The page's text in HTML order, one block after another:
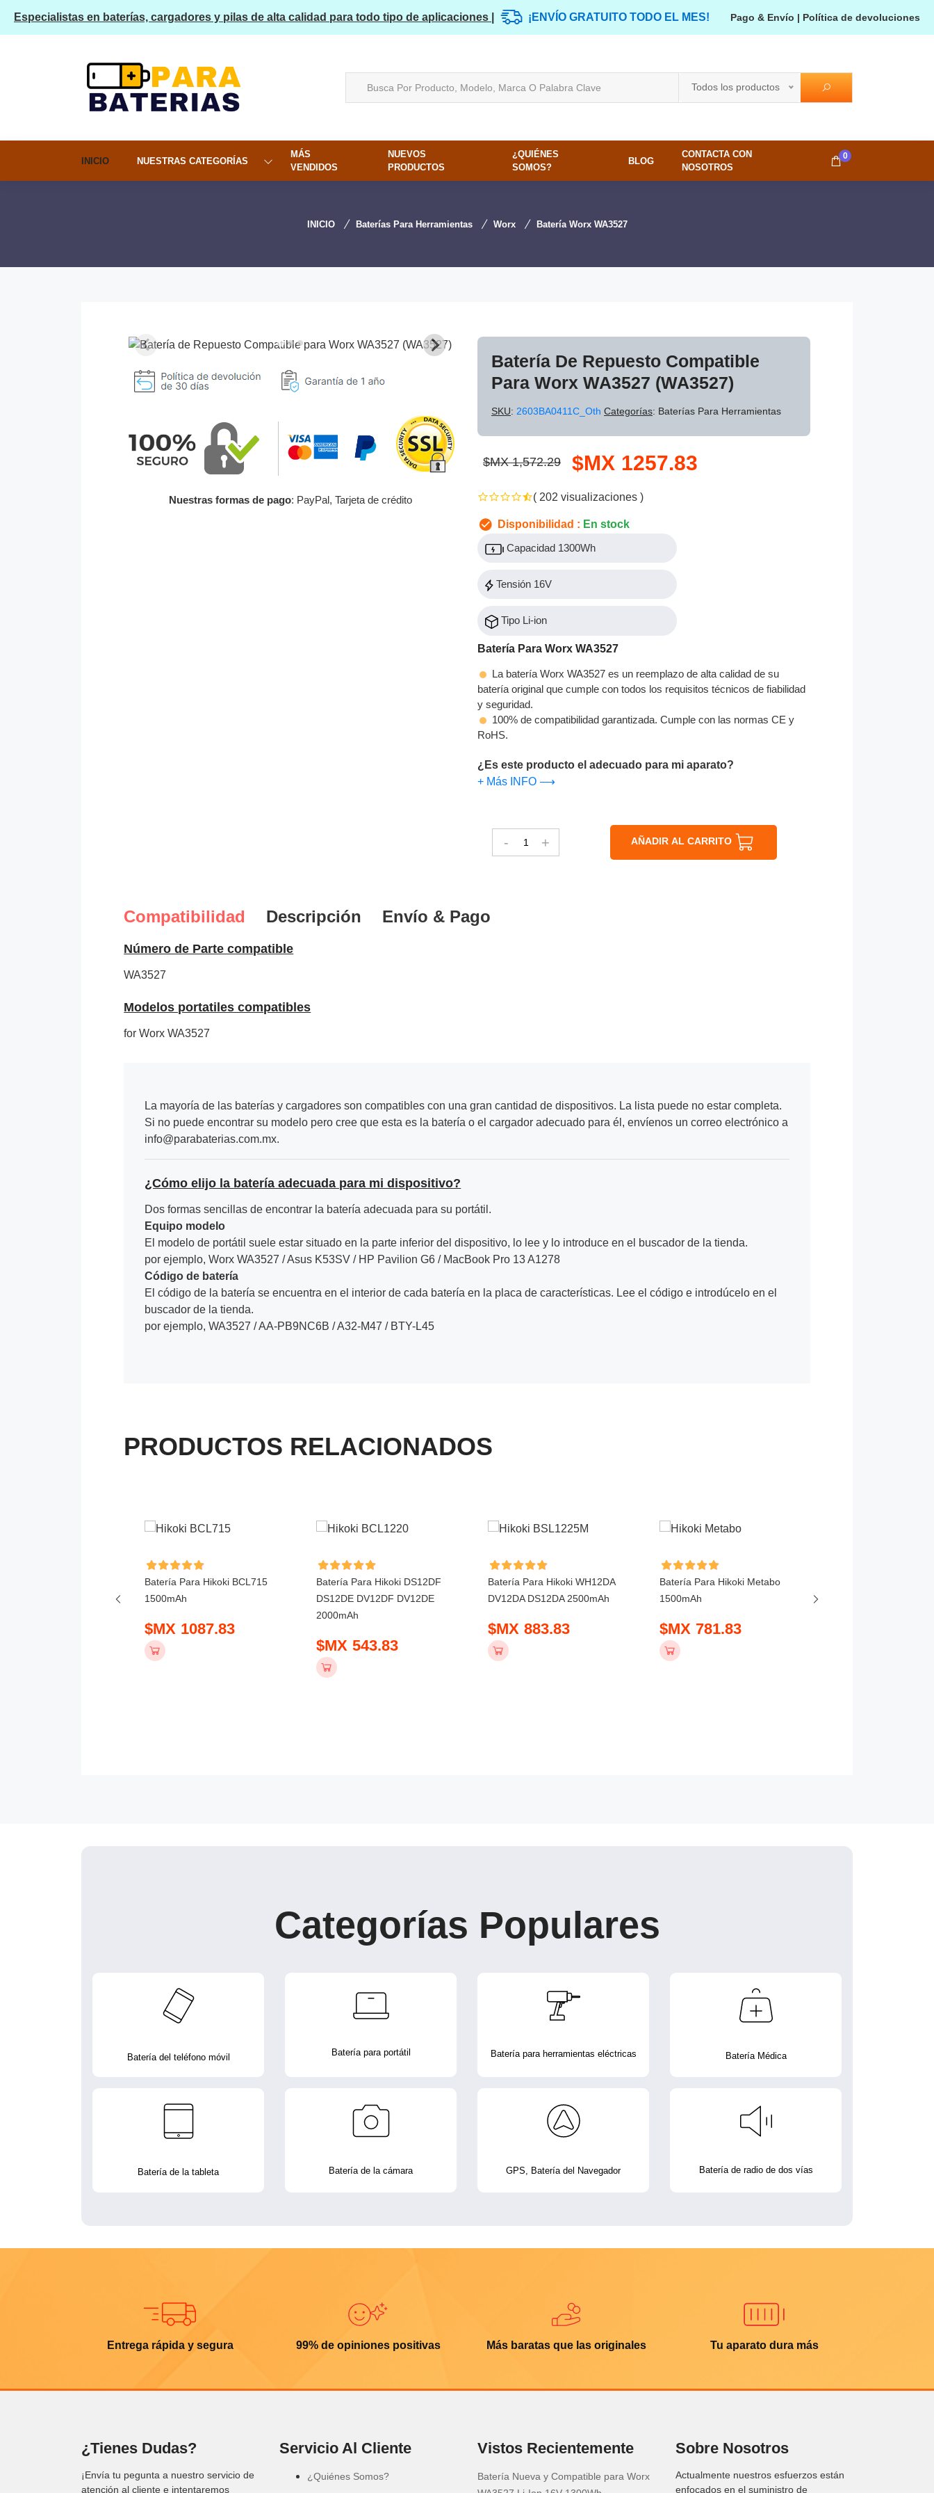
Especialistas en baterías, cargadores y pilas de alta calidad para todo tipo de aplicaciones | ¡ENVÍO GRATUITO TODO EL MES! Pago & Envío | Política de devoluciones
Todos los productos
INICIO NUESTRAS CATEGORÍAS
MÁS
VENDIDOS
NUEVOS
PRODUCTOS
¿QUIÉNES
SOMOS?
BLOG
CONTACTA CON
NOSOTROS
0
INICIO Baterías Para Herramientas Worx Batería Worx WA3527
Nuestras formas de pago: PayPal, Tarjeta de crédito
Batería De Repuesto Compatible
Para Worx WA3527 (WA3527)
SKU: 2603BA0411C_Oth Categorías: Baterías Para Herramientas
$MX 1,572.29 $MX 1257.83
( 202 visualizaciones )
Disponibilidad : En stock
Capacidad 1300Wh
Tensión 16V
Tipo Li-ion
Batería Para Worx WA3527
La batería Worx WA3527 es un reemplazo de alta calidad de su
batería original que cumple con todos los requisitos técnicos de fiabilidad
y seguridad.
100% de compatibilidad garantizada. Cumple con las normas CE y
RoHS.
¿Es este producto el adecuado para mi aparato?
+ Más INFO ⟶
- + AÑADIR AL CARRITO
Compatibilidad Descripción Envío & Pago
Número de Parte compatible
WA3527
Modelos portatiles compatibles
for Worx WA3527
La mayoría de las baterías y cargadores son compatibles con una gran cantidad de dispositivos. La lista puede no estar completa.
Si no puede encontrar su modelo pero cree que esta es la batería o el cargador adecuado para él, envíenos un correo electrónico a
info@parabaterias.com.mx.
¿Cómo elijo la batería adecuada para mi dispositivo?
Dos formas sencillas de encontrar la batería adecuada para su portátil.
Equipo modelo
El modelo de portátil suele estar situado en la parte inferior del dispositivo, lo lee y lo introduce en el buscador de la tienda.
por ejemplo, Worx WA3527 / Asus K53SV / HP Pavilion G6 / MacBook Pro 13 A1278
Código de batería
El código de la batería se encuentra en el interior de cada batería en la placa de características. Lee el código e introdúcelo en el
buscador de la tienda.
por ejemplo, WA3527 / AA-PB9NC6B / A32-M47 / BTY-L45
PRODUCTOS RELACIONADOS
Batería Para Hikoki BCL715
1500mAh
$MX 1087.83
Batería Para Hikoki DS12DF
DS12DE DV12DF DV12DE
2000mAh
$MX 543.83
Batería Para Hikoki WH12DA
DV12DA DS12DA 2500mAh
$MX 883.83
Batería Para Hikoki Metabo
1500mAh
$MX 781.83
Categorías Populares
Batería del teléfono móvil Batería para portátil Batería para herramientas eléctricas Batería Médica
Batería de la tableta Batería de la cámara GPS, Batería del Navegador Batería de radio de dos vías
Entrega rápida y segura 99% de opiniones positivas Más baratas que las originales Tu aparato dura más
¿Tienes Dudas?
¡Envía tu pegunta a nuestro servicio de
atención al cliente e intentaremos
Servicio Al Cliente
¿Quiénes Somos?
Vistos Recientemente
Batería Nueva y Compatible para Worx
Sobre Nosotros
Actualmente nuestros esfuerzos están
enfocados en el suministro de